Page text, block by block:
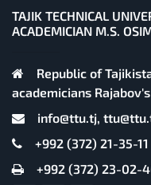
TAJIK TECHNICAL
ACADEMICIAN M.S.
Republic of
academicians
info@ttu.tj,
+992 (372) 21-35-11
+992 (372) 23-02-